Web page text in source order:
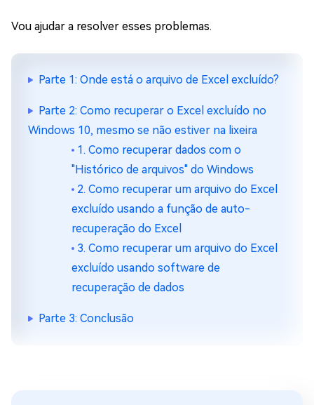
Vou ajudar a resolver esses problemas.
Parte 1: Onde está o arquivo de Excel excluído?
Parte 2: Como recuperar o Excel excluído no
Windows 10, mesmo se não estiver na lixeira
1. Como recuperar dados com o
"Histórico de arquivos" do Windows
2. Como recuperar um arquivo do Excel
excluído usando a função de auto-
recuperação do Excel
3. Como recuperar um arquivo do Excel
excluído usando software de
recuperação de dados
Parte 3: Conclusão